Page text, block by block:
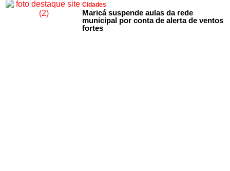
Cidades
Maricá suspende aulas da rede
municipal por conta de alerta de ventos
fortes